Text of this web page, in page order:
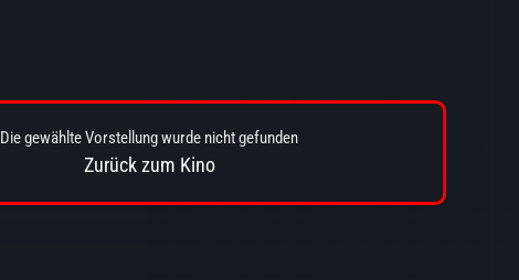
Die gewählte Vorstellung wurde nicht gefunden
Zurück zum Kino